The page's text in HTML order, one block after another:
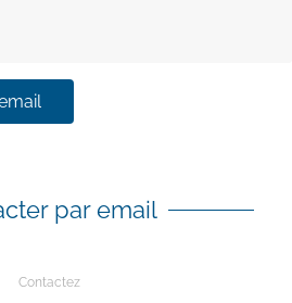
par email
Contactez